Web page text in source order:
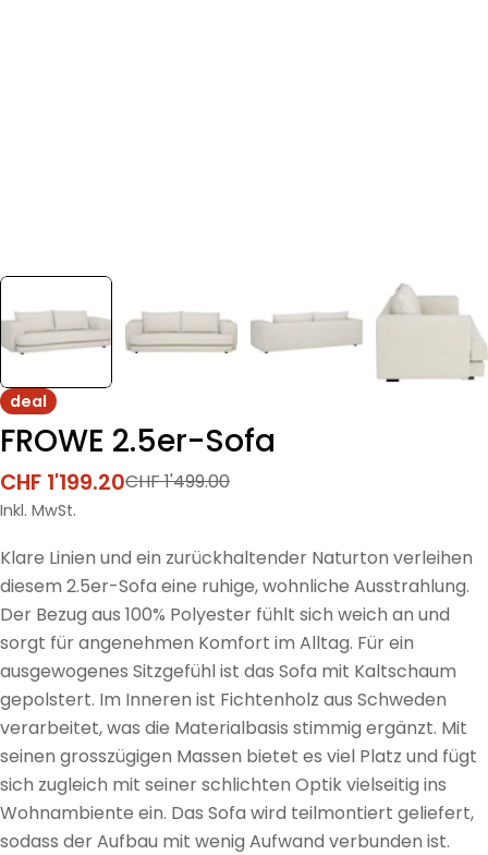
deal
FROWE 2.5er-Sofa
Verkaufspreis
CHF 1'199.20
Regulärer
Preis
CHF 1'499.00
Inkl. MwSt.
Klare Linien und ein zurückhaltender Naturton verleihen
diesem 2.5er-Sofa eine ruhige, wohnliche Ausstrahlung.
Der Bezug aus 100% Polyester fühlt sich weich an und
sorgt für angenehmen Komfort im Alltag. Für ein
ausgewogenes Sitzgefühl ist das Sofa mit Kaltschaum
gepolstert. Im Inneren ist Fichtenholz aus Schweden
verarbeitet, was die Materialbasis stimmig ergänzt. Mit
seinen grosszügigen Massen bietet es viel Platz und fügt
sich zugleich mit seiner schlichten Optik vielseitig ins
Wohnambiente ein. Das Sofa wird teilmontiert geliefert,
sodass der Aufbau mit wenig Aufwand verbunden ist.